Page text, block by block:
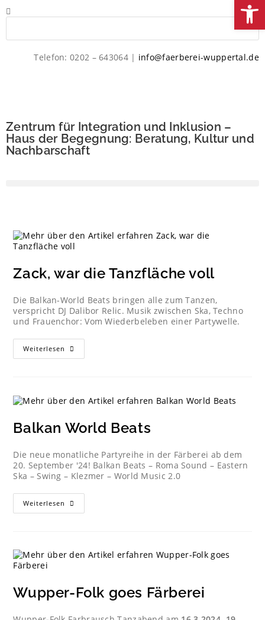
Telefon: 0202 – 643064 | info@faerberei-wuppertal.de
Zentrum für Integration und Inklusion –
Haus der Begegnung: Beratung, Kultur und
Nachbarschaft
Zack, war die Tanzfläche voll
Die Balkan-World Beats bringen alle zum Tanzen,
verspricht DJ Dalibor Relic. Musik zwischen Ska, Techno
und Frauenchor: Vom Wiederbeleben einer Partywelle.
Weiterlesen
Balkan World Beats
Die neue monatliche Partyreihe in der Färberei ab dem
20. September '24! Balkan Beats – Roma Sound – Eastern
Ska – Swing – Klezmer – World Music 2.0
Weiterlesen
Wupper-Folk goes Färberei